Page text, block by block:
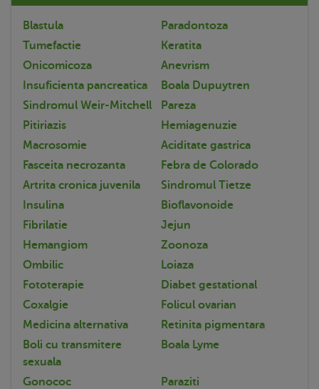
Blastula
Paradontoza
Tumefactie
Keratita
Onicomicoza
Anevrism
Insuficienta pancreatica
Boala Dupuytren
Sindromul Weir-Mitchell
Pareza
Pitiriazis
Hemiagenuzie
Macrosomie
Aciditate gastrica
Fasceita necrozanta
Febra de Colorado
Artrita cronica juvenila
Sindromul Tietze
Insulina
Bioflavonoide
Fibrilatie
Jejun
Hemangiom
Zoonoza
Ombilic
Loiaza
Fototerapie
Diabet gestational
Coxalgie
Folicul ovarian
Medicina alternativa
Retinita pigmentara
Boli cu transmitere
sexuala
Boala Lyme
Gonococ
Paraziti